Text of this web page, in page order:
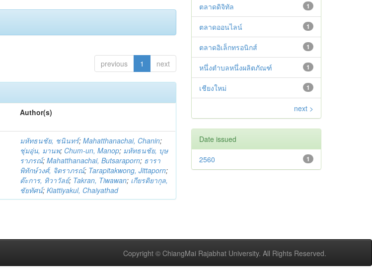
previous 1 next
Author(s)
มหัทธนชัย, ชนินทร์;Mahatthanachai, Chanin;
ชุ่มอุ่น, มานพ; Chum-un, Manop; มหัทธนชัย, บุษ
ราภรณ์;Mahatthanachai, Butsaraporn; ธารา
พิทักษ์วงศ์, จิตราภรณ์; Tarapitakwong, Jittaporn;
ต๊ะการ, ทิวาวัลย์; Takran, Tiwawan; เกียรติยากุล,
ชัยทัศน์;Kiattiyakul, Chaiyathad
1
ตลาดดิจิทัล
1
ตลาดออนไลน์
1
ตลาดอิเล็กทรอนิกส์
1
หนึ่งตำบลหนึ่งผลิตภัณฑ์
1
เชียงใหม่
next >
Date issued
1
2560
Copyright © ChiangMai Rajabhat University. All Rights Reserved.